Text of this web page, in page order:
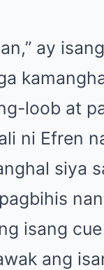
ay
loob at
ni Efren
siya
isang
ang